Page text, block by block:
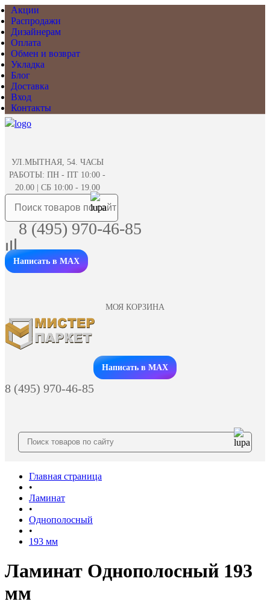
Акции
Распродажи
Дизайнерам
Оплата
Обмен и возврат
Укладка
Блог
Доставка
Вход
Контакты
УЛ.МЫТНАЯ, 54. ЧАСЫ
РАБОТЫ: ПН - ПТ 10:00 -
20.00 | СБ 10:00 - 19.00
8 (495) 970-46-85
Написать в MAX
МОЯ КОРЗИНА
Заказать звонок
Написать в MAX
8 (495) 970-46-85
Главная страница
•
Ламинат
•
Однополосный
•
193 мм
Ламинат Однополосный 193
мм